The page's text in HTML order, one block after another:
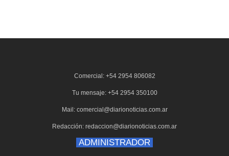
Comercial: +54 2954 806082
Tu mensaje: +54 2954 350100
Mail: comercial@diarionoticias.com.ar
Redacción: redaccion@diarionoticias.com.ar
ADMINISTRADOR